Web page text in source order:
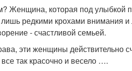
Женщина, которая под улыбкой
редкими крохами внимания
- счастливой семьей.
эти женщины действительно
так красочно и весело ….